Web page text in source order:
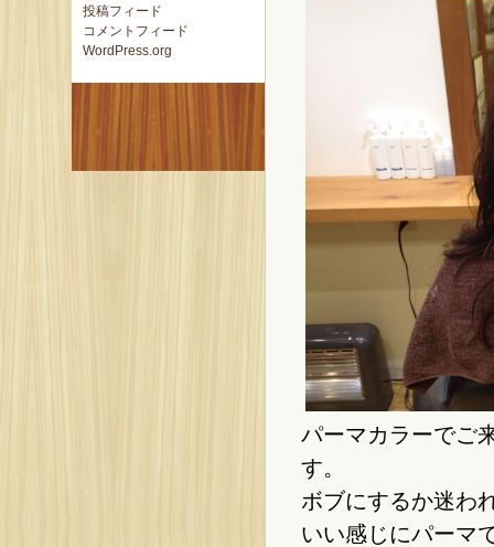
投稿フィード
コメントフィード
WordPress.org
パーマカラーでご
す。
ボブにするか迷わ
いい感じにパーマ